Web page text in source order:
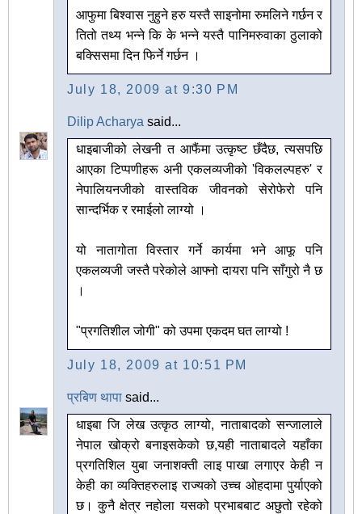
आफुमा बिश्वास नुहुने हरु यस्तै साइनोमा रुमलिने गर्छन र
तितो तथ्य भन्ने कि के भन्ने यस्तै पानिमरुवाका ठुलाको
बक्सिसमा दिन फिर्ने गर्छन ।
July 18, 2009 at 9:30 PM
Dilip Acharya said...
धाइबाजीको लेखनी त आफैंमा उत्कृष्ट छँदैछ, त्यसपछि
आएका टिप्पणीहरू अनी एकलव्यजीको 'विकलल्पहरु' र
नेपालियनजीको वास्तविक जीवनको सेरोफेरो पनि
सान्दर्भिक र रमाईलो लाग्यो ।
यो नातागोता विस्तार गर्ने कार्यमा भने आफू पनि
एकलव्यजी जस्तै परेकोले आफ्नो दायरा पनि साँगुरो नै छ
।
"प्रगतिशील जोगी" को उपमा एकदम घत लाग्यो !
July 18, 2009 at 10:51 PM
प्रबिण थापा said...
धाइबा जि लेख उत्कृठ लाग्यो, नाताबादको सन्जालाले
नेपाल खोक्रो बनाइसकेको छ,यही नाताबादले यहाँका
प्रगतिशिल युबा जनाशक्ती लाइ पाखा लगाएर केही न
केही का व्यक्तिहरुलाइ राज्यको उच्च ओहदामा पुर्याएको
छ। कुनै क्षेत्र नहोला यसको प्रभाबबाट अछुतो रहेको